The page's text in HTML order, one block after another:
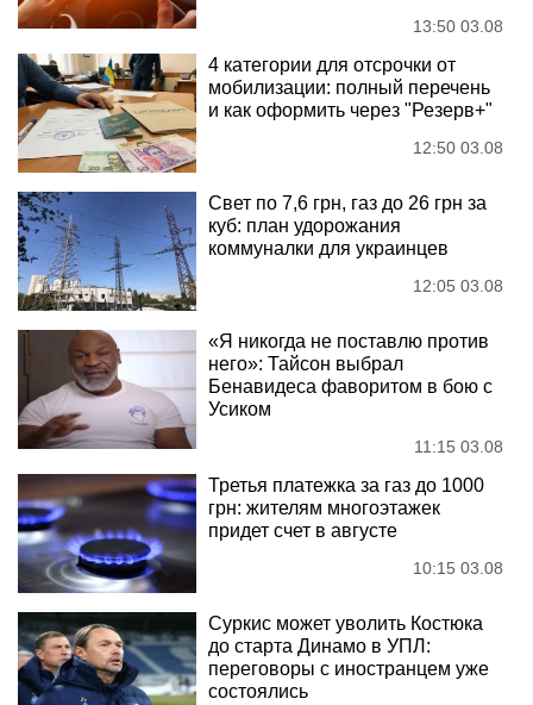
13:50 03.08
4 категории для отсрочки от
мобилизации: полный перечень
и как оформить через "Резерв+"
12:50 03.08
Свет по 7,6 грн, газ до 26 грн за
куб: план удорожания
коммуналки для украинцев
12:05 03.08
«Я никогда не поставлю против
него»: Тайсон выбрал
Бенавидеса фаворитом в бою с
Усиком
11:15 03.08
Третья платежка за газ до 1000
грн: жителям многоэтажек
придет счет в августе
10:15 03.08
Суркис может уволить Костюка
до старта Динамо в УПЛ:
переговоры с иностранцем уже
состоялись